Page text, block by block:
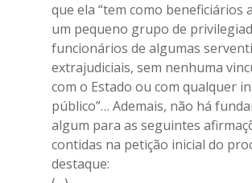
que ela “tem como beneficiários
um pequeno grupo de
funcionários de algumas
extrajudiciais, sem nenhuma
com o Estado ou com qualquer
público”… Ademais, não há
algum para as seguintes
contidas na petição inicial do
destaque:
Leis